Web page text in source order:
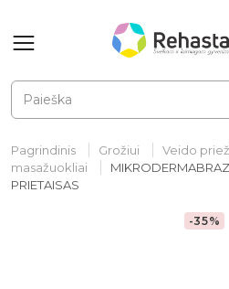
Pagrindinis Grožiui Veido
masažuokliai
PRIETAISAS
-35%